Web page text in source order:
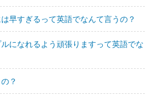
早すぎるって英語でなんて言うの？
になれるよう頑張りますって英語でな
？